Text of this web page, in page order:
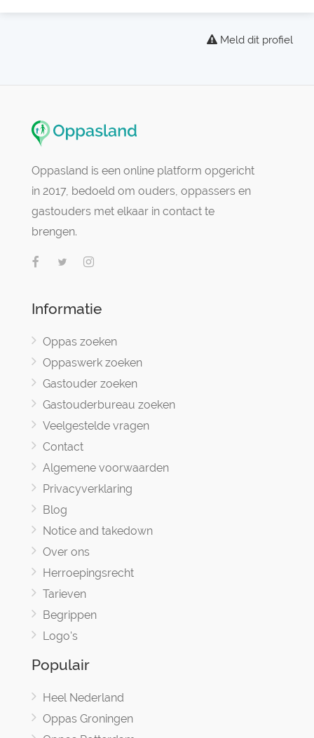
Meld dit profiel
Oppasland is een online platform opgericht
in 2017, bedoeld om ouders, oppassers en
gastouders met elkaar in contact te
brengen.
Informatie
Oppas zoeken
Oppaswerk zoeken
Gastouder zoeken
Gastouderbureau zoeken
Veelgestelde vragen
Contact
Algemene voorwaarden
Privacyverklaring
Blog
Notice and takedown
Over ons
Herroepingsrecht
Tarieven
Begrippen
Logo's
Populair
Heel Nederland
Oppas Groningen